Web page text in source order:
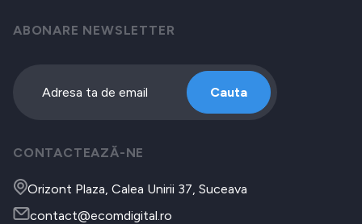
ABONARE NEWSLETTER
Cauta
CONTACTEAZĂ-NE
Orizont Plaza, Calea Unirii 37, Suceava
contact@ecomdigital.ro